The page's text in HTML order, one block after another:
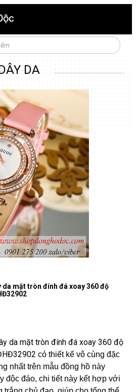
DA
da mặt tròn đính đá xoay 360 độ
da mặt tròn đính đá xoay 360 độ
có thiết kế vô cùng đặc
nhất trên mẫu đồng hồ này
độc đáo, chi tiết này kết hợp với